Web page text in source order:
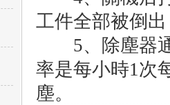
工件全部被倒
5、除塵器
率是每小時1次
塵。